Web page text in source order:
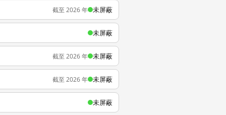
截至 2026 年 未屏蔽
未屏蔽
截至 2026 年 未屏蔽
截至 2026 年 未屏蔽
未屏蔽